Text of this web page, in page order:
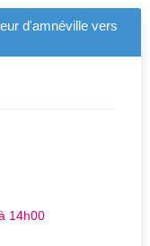
d'amnéville vers
14h00